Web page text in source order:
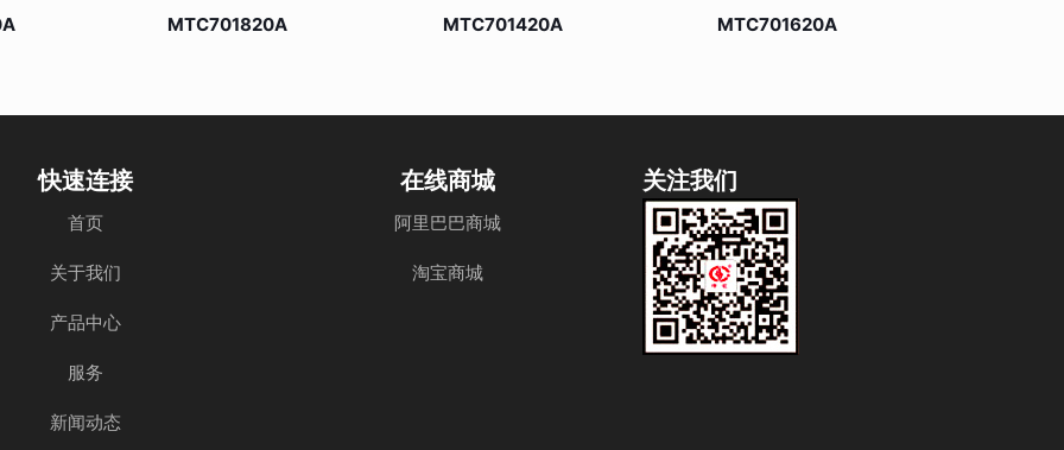
MTC701820A MTC701420A MTC701620A
快速连接
首页
关于我们
产品中心
服务
新闻动态
在线商城
阿里巴巴商城
淘宝商城
关注我们